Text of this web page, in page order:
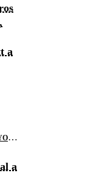
a
M
AGAS VÉRNYOMÁS
a